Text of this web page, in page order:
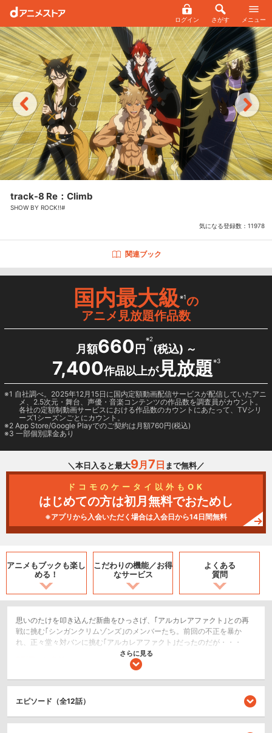
ログイン さがす メニュー
track-8 Re：Climb
SHOW BY ROCK!!#
気になる登録数： 11978
関連ブック
国内最大級※1の
アニメ見放題作品数
月額660 円
※2
(税込) ～
7,400作品以上が見放題※3
1 自社調べ。2025年12月15日に国内定額動画配信サービスが配信していたアニ
メ、2.5次元・舞台、声優・音楽コンテンツの作品数を調査員がカウント。
各社の定額制動画サービスにおける作品数のカウントにあたって、TVシリ
ーズ1シーズンごとにカウント。
2 App Store/Google Playでのご契約は月額760円(税込)
3 一部個別課金あり
＼本日入ると最大9月 7 日 まで無料／
ドコモのケータイ以外もOK
はじめての方は初月無料でおためし
※アプリから入会いただく場合は入会日から14日間無料
アニメもブックも楽し
める！
こだわりの機能／お得
なサービス
よくある
質問
思いのたけを叩き込んだ新曲をひっさげ、｢アルカレアファクト｣との再
戦に挑む｢シンガンクリムゾンズ｣のメンバーたち。前回の不正を暴か
れ、正々堂々対バンに挑む｢アルカレアファクト｣だったのだが・・・
シリーズ／関連のアニメ作品
さらに見る
エピソード（全12話）